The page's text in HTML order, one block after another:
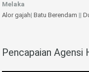
Melaka
Alor gajah| Batu Berendam ||
Pencapaian Agensi